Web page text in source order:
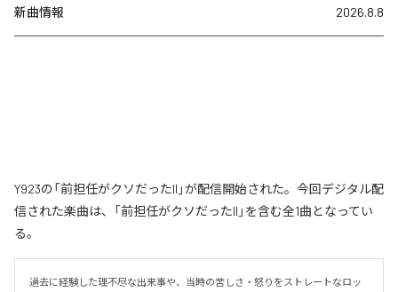
新曲情報 2026.8.8
Y923の「前担任がクソだったII」が配信開始された。今回デジタル配
信された楽曲は、「前担任がクソだったII」を含む全1曲となってい
る。
過去に経験した理不尽な出来事や、当時の苦しさ・怒りをストレートなロッ